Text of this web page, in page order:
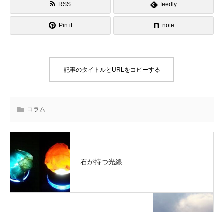
RSS feedly
Pin it note
記事のタイトルとURLをコピーする
コラム
石が持つ光線